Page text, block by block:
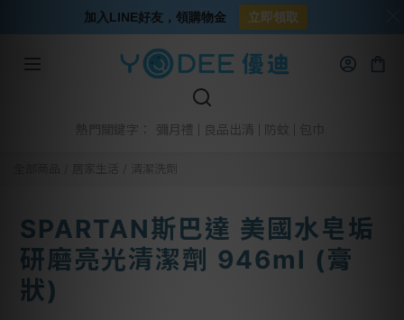
熱門關鍵字： 彌月禮 良品出清 防蚊
清潔洗劑
SPARTAN斯巴達 美國水皂垢
研磨亮光清潔劑 946ml (膏
狀)
加入LINE好友，領購物金 立即領取